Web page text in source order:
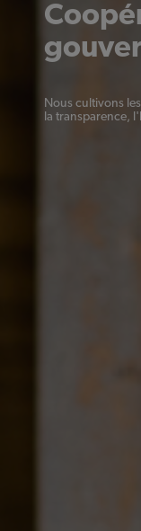
Nous cultivons
la transparence,